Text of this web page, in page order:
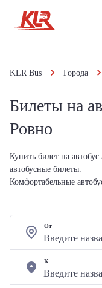
KLR Bus Города
Билеты на
Ровно
Купить билет на
автобусные билеты.
Комфортабельные
От
К